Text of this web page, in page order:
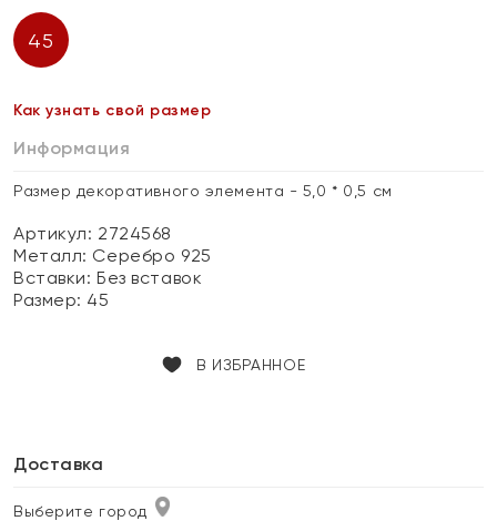
45
Как узнать свой размер
Информация
Размер декоративного элемента - 5,0 * 0,5 см
Артикул: 2724568
Металл: Серебро 925
Вставки:Без вставок
Размер: 45
В ИЗБРАННОЕ
Доставка
Выберите город